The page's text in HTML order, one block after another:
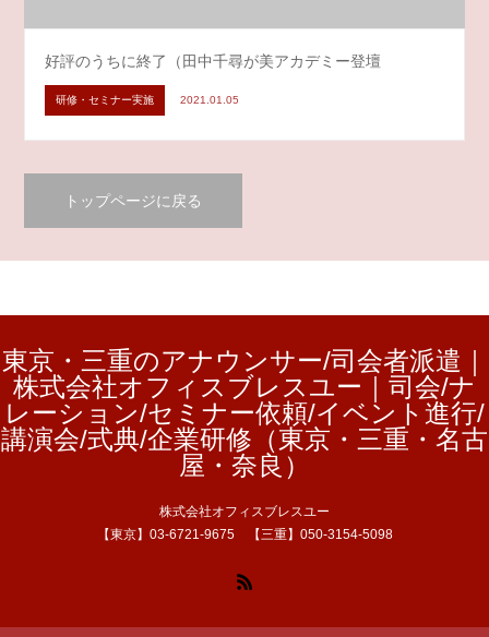
好評のうちに終了（田中千尋が美アカデミー登壇
研修・セミナー実施 2021.01.05
トップページに戻る
東京・三重のアナウンサー/司会者派遣｜
株式会社オフィスブレスユー｜司会/ナ
レーション/セミナー依頼/イベント進行/
講演会/式典/企業研修（東京・三重・名古
屋・奈良）
株式会社オフィスブレスユー
【東京】03-6721-9675 【三重】050-3154-5098